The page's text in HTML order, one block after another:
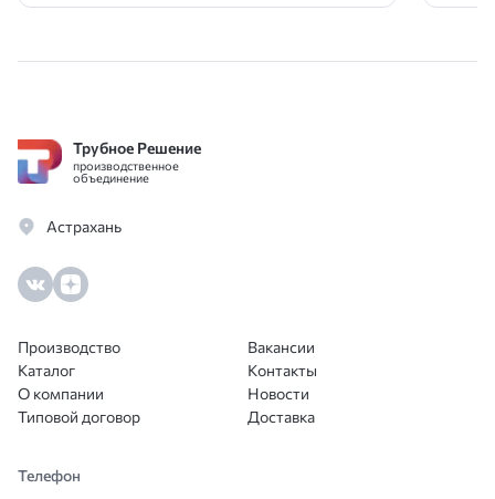
Трубное Решение
производственное
объединение
Астрахань
Производство
Каталог
О компании
Типовой договор
Вакансии
Контакты
Новости
Доставка
Телефон